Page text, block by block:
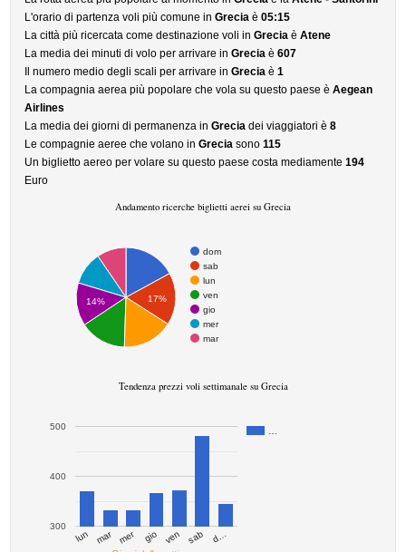
L'orario di partenza voli più comune inGrecia è05:15
La città più ricercata come destinazione voli inGrecia èAtene
La media dei minuti di volo per arrivare inGrecia è607
Il numero medio degli scali per arrivare inGrecia è1
La compagnia aerea più popolare che vola su questo paese èAegean
Airlines
La media dei giorni di permanenza inGrecia dei viaggiatori è8
Le compagnie aeree che volano inGrecia sono115
Un biglietto aereo per volare su questo paese costa mediamente194
Euro
Andamento ricerche biglietti aerei su Grecia
dom
sab
lun
ven
gio
mer
mar
17%
14%
Tendenza prezzi voli settimanale su Grecia
lun mar mer gio ven sab d…
300
400
500